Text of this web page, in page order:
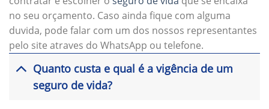
no seu orçamento. Caso ainda fique com alguma
duvida, pode falar com um dos nossos representantes
pelo site atraves do WhatsApp ou telefone.
Quanto custa e qual é a vigência de um
seguro de vida?